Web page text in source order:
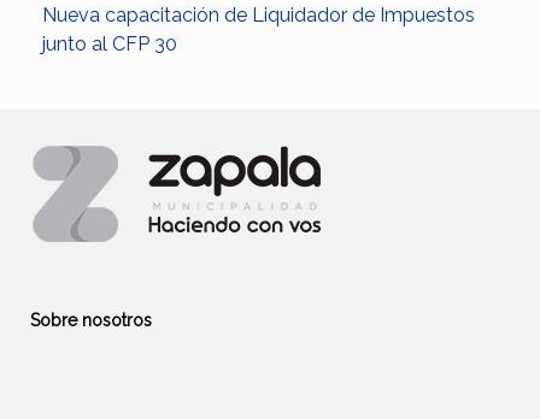
Nueva capacitación de Liquidador de Impuestos
junto al CFP 30
Sobre nosotros